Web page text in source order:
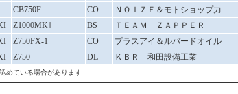
CB750F CO
ＮＯＩＺＥ＆モトショップ力
Z1000MKⅡ BS
ＴＥＡＭ ＺＡＰＰＥＲ
Z750FX-1 CO
プラスアイ＆ルバードオイル
Z750 DL ＫＢＲ 和田設備工業
めている場合があります